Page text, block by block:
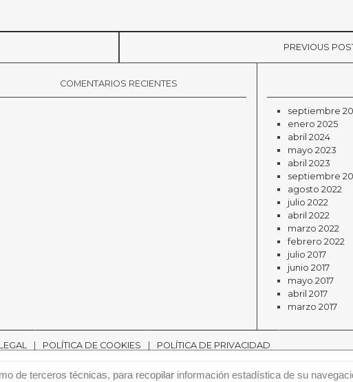
PREVIOUS
COMENTARIOS RECIENTES
septiembre
enero 2025
abril 2024
mayo 2023
abril 2023
septiembre
agosto 2022
julio 2022
abril 2022
marzo 2022
febrero 2022
julio 2017
junio 2017
mayo 2017
abril 2017
marzo 2017
POLÍTICA DE COOKIES POLÍTICA DE PRIVACIDAD
EL PREGONERO DIGITAL 2018
de terceros técnicas, para recopilar información estadística de su